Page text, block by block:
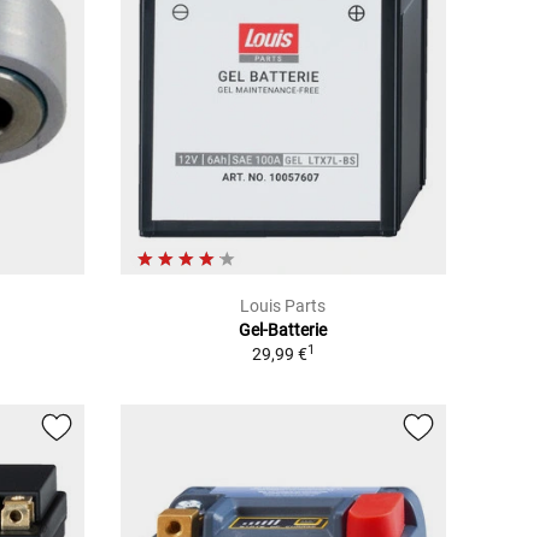
Louis Parts
Gel-Batterie
29,99 €1